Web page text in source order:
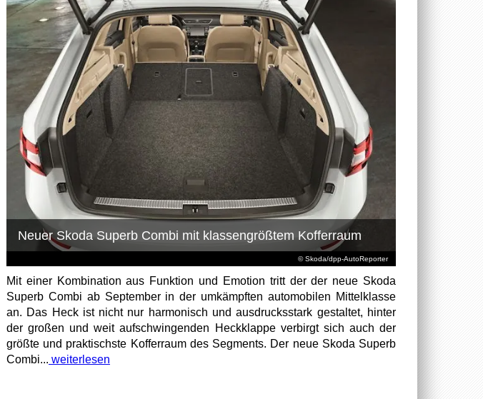
© Skoda/dpp-AutoReporter
Neuer Skoda Superb Combi mit klassengrößtem Kofferraum
Mit einer Kombination aus Funktion und Emotion tritt der der neue Skoda
Superb Combi ab September in der umkämpften automobilen Mittelklasse
an. Das Heck ist nicht nur harmonisch und ausdrucksstark gestaltet, hinter
der großen und weit aufschwingenden Heckklappe verbirgt sich auch der
größte und praktischste Kofferraum des Segments. Der neue Skoda Superb
Combi... weiterlesen